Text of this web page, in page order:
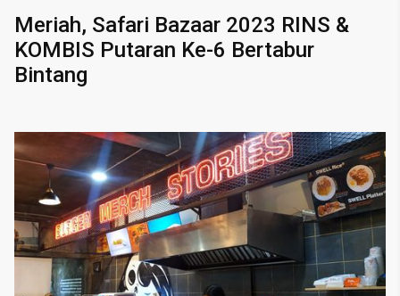
Meriah, Safari Bazaar 2023 RINS &
KOMBIS Putaran Ke-6 Bertabur
Bintang